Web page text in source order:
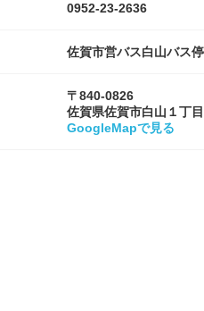
0952-23-2636
佐賀市営バス白山バス
〒840-0826
佐賀県佐賀市白山１丁
GoogleMapで見る